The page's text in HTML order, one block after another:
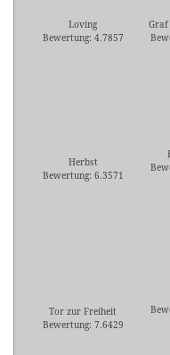
Loving
Bewertung: 4.7857
Graf
Herbst
Bewertung: 6.3571
Tor zur Freiheit
Bewertung: 7.6429